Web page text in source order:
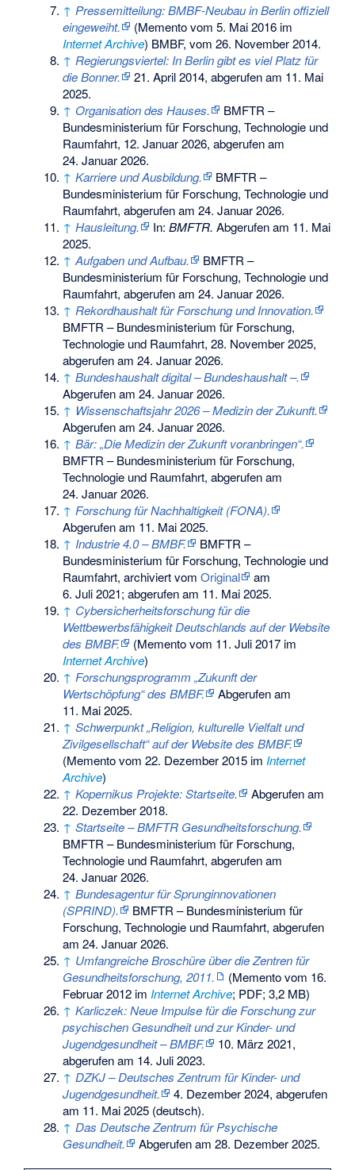
↑ Pressemitteilung: BMBF-Neubau in Berlin offiziell
eingeweiht.
(Mementovom 5. Mai 2016 im
Internet Archive) BMBF, vom 26. November 2014.
↑ Regierungsviertel: In Berlin gibt es viel Platz für
die Bonner.
21. April 2014, abgerufen am 11. Mai
2025.
↑ Organisation des Hauses.
BMFTR –
Bundesministerium für Forschung, Technologie und
Raumfahrt, 12. Januar 2026, abgerufen am
24. Januar 2026.
↑ Karriere und Ausbildung.
BMFTR –
Bundesministerium für Forschung, Technologie und
Raumfahrt, abgerufen am 24. Januar 2026.
↑ Hausleitung. In:BMFTR. Abgerufen am 11. Mai
2025.
↑ Aufgaben und Aufbau.
BMFTR –
Bundesministerium für Forschung, Technologie und
Raumfahrt, abgerufen am 24. Januar 2026.
↑ Rekordhaushalt für Forschung und Innovation.
BMFTR – Bundesministerium für Forschung,
Technologie und Raumfahrt, 28. November 2025,
abgerufen am 24. Januar 2026.
↑ Bundeshaushalt digital – Bundeshaushalt –.
Abgerufen am 24. Januar 2026.
↑ Wissenschaftsjahr 2026 – Medizin der Zukunft.
Abgerufen am 24. Januar 2026.
↑ Bär: „Die Medizin der Zukunft voranbringen“.
BMFTR – Bundesministerium für Forschung,
Technologie und Raumfahrt, abgerufen am
24. Januar 2026.
↑ Forschung für Nachhaltigkeit (FONA).
Abgerufen am 11. Mai 2025.
↑ Industrie 4.0 – BMBF.
BMFTR –
Bundesministerium für Forschung, Technologie und
Raumfahrt, archiviert vomOriginal
am
6. Juli 2021; abgerufen am 11. Mai 2025.
↑ Cybersicherheitsforschung für die
Wettbewerbsfähigkeit Deutschlands auf der Website
des BMBF.
(Mementovom 11. Juli 2017 im
Internet Archive)
↑ Forschungsprogramm „Zukunft der
Wertschöpfung“ des BMBF.
Abgerufen am
11. Mai 2025.
↑ Schwerpunkt „Religion, kulturelle Vielfalt und
Zivilgesellschaft“ auf der Website des BMBF.
(Mementovom 22. Dezember 2015 im Internet
Archive)
↑ Kopernikus Projekte: Startseite.
Abgerufen am
22. Dezember 2018.
↑ Startseite – BMFTR Gesundheitsforschung.
BMFTR – Bundesministerium für Forschung,
Technologie und Raumfahrt, abgerufen am
24. Januar 2026.
↑ Bundesagentur für Sprunginnovationen
(SPRIND).
BMFTR – Bundesministerium für
Forschung, Technologie und Raumfahrt, abgerufen
am 24. Januar 2026.
↑ Umfangreiche Broschüre über die Zentren für
Gesundheitsforschung, 2011.
(Mementovom 16.
Februar 2012 im Internet Archive; PDF; 3,2 MB)
↑ Karliczek: Neue Impulse für die Forschung zur
psychischen Gesundheit und zur Kinder- und
Jugendgesundheit – BMBF.
10. März 2021,
abgerufen am 14. Juli 2023.
↑ DZKJ – Deutsches Zentrum für Kinder- und
Jugendgesundheit.
4. Dezember 2024, abgerufen
am 11. Mai 2025 (deutsch).
↑ Das Deutsche Zentrum für Psychische
Gesundheit.
Abgerufen am 28. Dezember 2025.